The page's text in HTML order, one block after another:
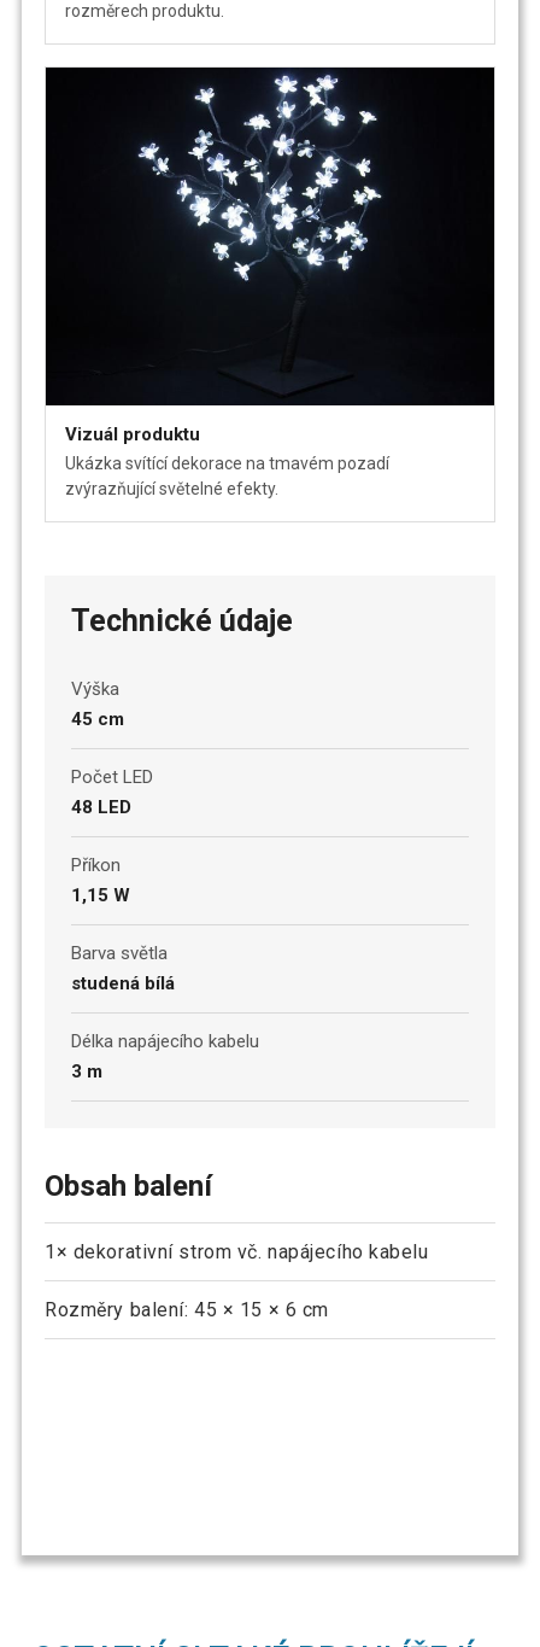
rozměrech produktu.
Vizuál produktu
Ukázka svítící dekorace na tmavém pozadí
zvýrazňující světelné efekty.
Technické údaje
Výška
45 cm
Počet LED
48 LED
Příkon
1,15 W
Barva světla
studená bílá
Délka napájecího kabelu
3 m
Obsah balení
1× dekorativní strom vč. napájecího kabelu
Rozměry balení: 45 × 15 × 6 cm